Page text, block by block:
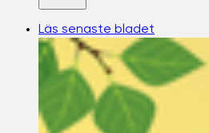
Läs senaste bladet